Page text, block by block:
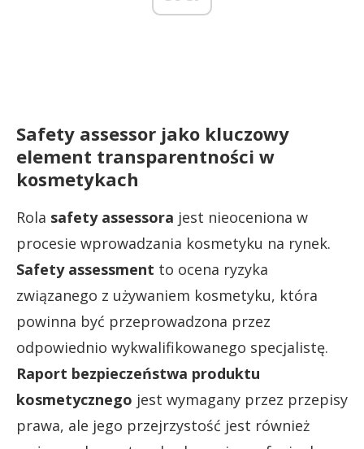
Safety assessor jako kluczowy
element transparentności w
kosmetykach
Rola safety assessora jest nieoceniona w
procesie wprowadzania kosmetyku na rynek.
Safety assessment to ocena ryzyka
związanego z używaniem kosmetyku, która
powinna być przeprowadzona przez
odpowiednio wykwalifikowanego specjalistę.
Raport bezpieczeństwa produktu
kosmetycznego jest wymagany przez przepisy
prawa, ale jego przejrzystość jest również